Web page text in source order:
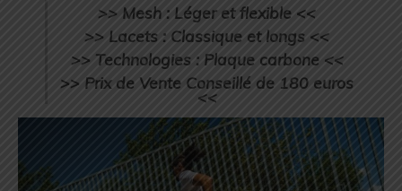
>> Mesh : Léger et flexible <<
>> Lacets : Classique et longs <<
>> Technologies : Plaque carbone <<
>> Prix de Vente Conseillé de 180 euros
<<